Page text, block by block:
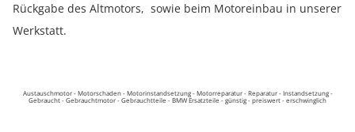
Rückgabe des Altmotors, sowie beim Motoreinbau in unserer
Werkstatt.
Austauschmotor - Motorschaden - Motorinstandsetzung - Motorreparatur - Reparatur - Instandsetzung -
Gebraucht - Gebrauchtmotor - Gebrauchtteile - BMW Ersatzteile - günstig - preiswert - erschwinglich